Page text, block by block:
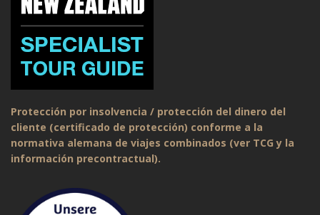
Protección por insolvencia / protección del dinero del
cliente (certificado de protección) conforme a la
normativa alemana de viajes combinados (ver TCG y la
información precontractual).